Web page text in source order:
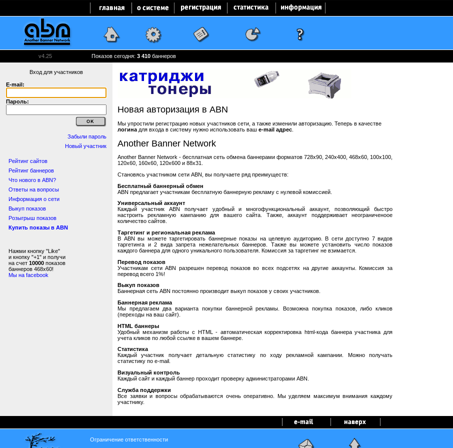
v4.25 Показов сегодня: 3 410 баннеров
Вход для участников
E-mail:
Пароль:
Забыли пароль
Новый участник
Рейтинг сайтов
Рейтинг баннеров
Что нового в ABN?
Ответы на вопросы
Информация о сети
Выкуп показов
Розыгрыш показов
Купить показы в ABN
Нажми кнопку "Like"
и кнопку "+1" и получи
на счет 10000 показов
баннеров 468x60!
Мы на facebook
Новая авторизация в ABN
Мы упростили регистрацию новых участников сети, а также изменили авторизацию. Теперь в качестве
логина для входа в систему нужно использовать ваш e-mail адрес
Another Banner Network
Another Banner Network - бесплатная сеть обмена баннерами форматов 728x90, 240x400, 468x60, 100x100,
120x60, 160x60, 120x600 и 88x31.
Становясь участником сети ABN, вы получаете ряд преимуществ:
Бесплатный баннерный обмен
ABN предлагает участникам бесплатную баннерную рекламу с нулевой комиссией.
Универсальный аккаунт
Каждый участник ABN получает удобный и многофункциональный аккаунт, позволяющий быстро
настроить рекламную кампанию для вашего сайта. Также, аккаунт поддерживает неограниченоое
количество сайтов.
Таргетинг и региональная реклама
В ABN вы можете таргетировать баннерные показы на целевую аудиторию. В сети доступно 7 видов
таргетинга и 2 вида запрета нежелательных баннеров. Также вы можете установить число показов
каждого баннера для одного уникального пользователя. Комиссия за таргетинг не взимается.
Перевод показов
Участникам сети ABN разрешен перевод показов во всех подсетях на другие аккаунты. Комиссия за
перевод всего 1%!
Выкуп показов
Баннерная сеть ABN постоянно производит выкуп показов у своих участников.
Баннерная реклама
Мы предлагаем два варианта покупки баннерной рекламы. Возможна покупка показов, либо кликов
(переходы на ваш сайт).
HTML баннеры
Удобный механизм работы с HTML - автоматическая корректировка html-кода баннера участника для
учета кликов по любой ссылке в вашем баннере.
Статистика
Каждый участник получает детальную статистику по ходу рекламной кампании. Можно получать
статистику по e-mail.
Визуальный контроль
Каждый сайт и каждый баннер проходит проверку администраторами ABN.
Служба поддержки
Все заявки и вопросы обрабатываются очень оперативно. Мы уделяем максимум внимания каждому
участнику.
Ограничение ответственности